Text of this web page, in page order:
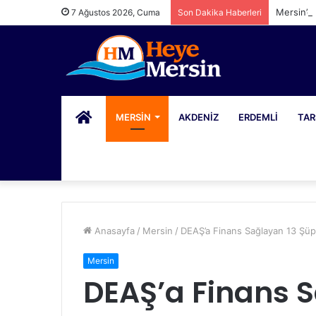
7 Ağustos 2026, Cuma Son Dakika Haberleri
PORTALMERSIN AKDENIZ ERDEMLI
Anasayfa / Mersin / DEAŞ’a Finans Sağlayan 13
Mersin
DEAŞ’a Finans